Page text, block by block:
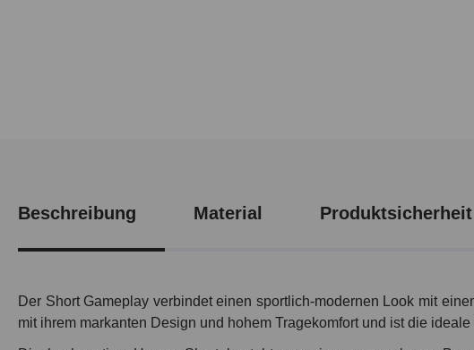
Beschreibung Material Produktsicherheit
Der Short Gameplay verbindet einen sportlich-modernen Look mit
mit ihrem markanten Design und hohem Tragekomfort und ist die